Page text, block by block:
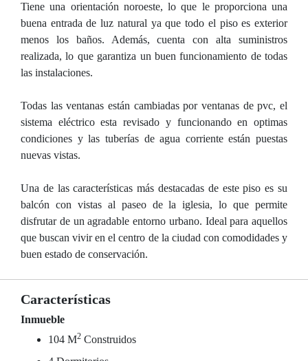
Tiene una orientación noroeste, lo que le proporciona una
buena entrada de luz natural ya que todo el piso es exterior
menos los baños. Además, cuenta con alta suministros
realizada, lo que garantiza un buen funcionamiento de todas
las instalaciones.
Todas las ventanas están cambiadas por ventanas de pvc, el
sistema eléctrico esta revisado y funcionando en optimas
condiciones y las tuberías de agua corriente están puestas
nuevas vistas.
Una de las características más destacadas de este piso es su
balcón con vistas al paseo de la iglesia, lo que permite
disfrutar de un agradable entorno urbano. Ideal para aquellos
que buscan vivir en el centro de la ciudad con comodidades y
buen estado de conservación.
Características
Inmueble
104 M2 Construidos